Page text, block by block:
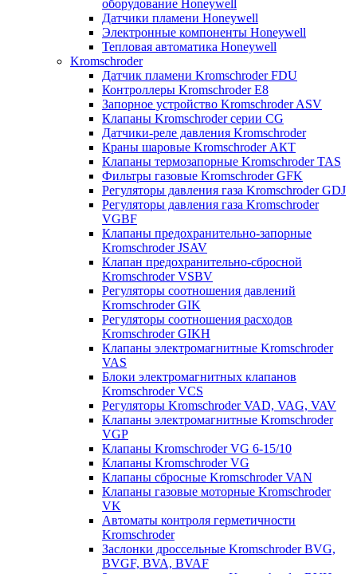
оборудование Honeywell
Датчики пламени Honeywell
Электронные компоненты Honeywell
Тепловая автоматика Honeywell
Kromschroder
Датчик пламени Kromschroder FDU
Контроллеры Kromschroder E8
Запорное устройство Kromschroder ASV
Клапаны Kromschroder серии CG
Датчики-реле давления Kromschroder
Краны шаровые Kromschroder АКТ
Клапаны термозапорные Kromschroder TAS
Фильтры газовые Kromschroder GFK
Регуляторы давления газа Kromschroder GDJ
Регуляторы давления газа Kromschroder
VGBF
Клапаны предохранительно-запорные
Kromschroder JSAV
Клапан предохранительно-сбросной
Kromschroder VSBV
Регуляторы соотношения давлений
Kromschroder GIK
Регуляторы соотношения расходов
Kromschroder GIKH
Клапаны электромагнитные Kromschroder
VAS
Блоки электромагнитных клапанов
Kromschroder VCS
Регуляторы Kromschroder VAD, VAG, VAV
Клапаны электромагнитные Kromschroder
VGP
Клапаны Kromschroder VG 6-15/10
Клапаны Kromschroder VG
Клапаны сбросные Kromschroder VAN
Клапаны газовые моторные Kromschroder
VK
Автоматы контроля герметичности
Kromschroder
Заслонки дроссельные Kromschroder BVG,
BVGF, BVA, BVAF